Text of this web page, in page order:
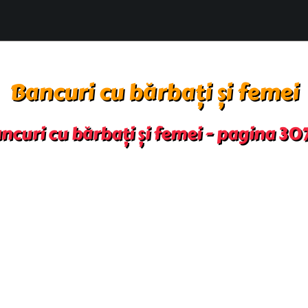
Bancuri cu bărbați și femei
cu bărbați și femei - pagina